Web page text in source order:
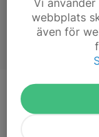
Titel
Ålder
webbplats
även för